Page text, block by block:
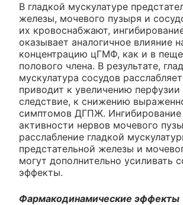
В гладкой мускулатуре
железы, мочевого пузыря и
их кровоснабжают,
оказывает аналогичное влияние
концентрацию цГМФ, как и в
полового члена. В результате,
мускулатура сосудов
приводит к увеличению перфузии
следствие, к снижению
симптомов ДГПЖ. Ингибирование
активности нервов мочевого
расслабление гладкой
предстательной железы и
могут дополнительно усиливать
эффекты.
Фармакодинамические эффекты